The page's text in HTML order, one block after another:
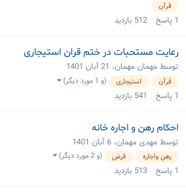
قرآن
1 پاسخ 512 بازدید
رعایت مستحبات در ختم قران استیجاری
توسط مهمان مهمان، 21 آبان 1401
قرآن استیجاری (و 1 مورد دیگر)
1 پاسخ 541 بازدید
احکام رهن و اجاره خانه
توسط مهدی مهمان، 6 آبان 1401
رهن واجاره قرض (و 2 مورد دیگر)
1 پاسخ 513 بازدید